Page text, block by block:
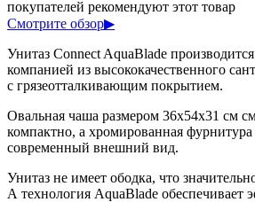
покупателей рекомендуют этот товар
Смотрите обзор▶
Унитаз Connect AquaBlade
компанией из высококачественного
с грязеотталкивающим покрытием.
Овальная чаша размером 36х54х31 см
компактно, а хромированная
современный внешний вид.
Унитаз не имеет ободка, что
А технология AquaBlade